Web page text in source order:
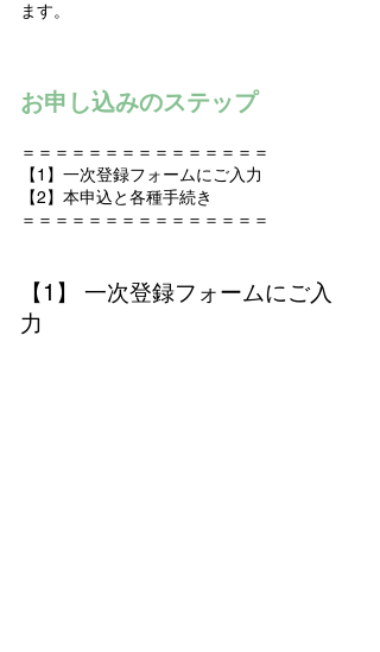
ます。
お申し込みのステップ
＝＝＝＝＝＝＝＝＝＝＝＝＝＝＝
【1】一次登録フォームにご入力
【2】本申込と各種手続き
＝＝＝＝＝＝＝＝＝＝＝＝＝＝＝
【1】 一次登録フォームにご入
力